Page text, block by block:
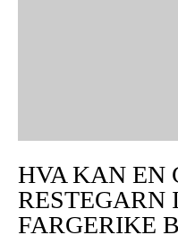
HVA KAN EN
RESTEGARN
FARGERIKE